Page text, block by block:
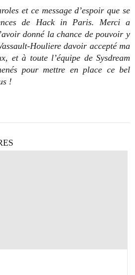
et ce message d’espoir que se
de Hack in Paris. Merci a
donné la chance de pouvoir y
Houliere davoir accepté ma
et à toute l’équipe de Sysdream
pour mettre en place ce bel
!